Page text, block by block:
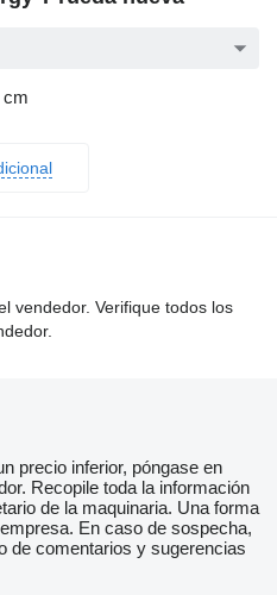
cm
vendedor. Verifique todos los
precio inferior, póngase en
Recopile toda la información
de la maquinaria. Una forma
En caso de sospecha,
de comentarios y sugerencias